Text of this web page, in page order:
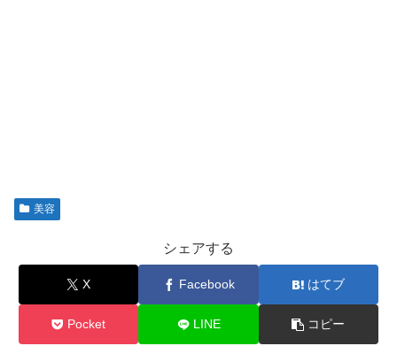
美容
シェアする
X Facebook はてブ
Pocket LINE コピー